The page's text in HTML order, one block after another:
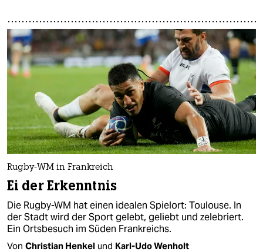
Rugby-WM in Frankreich
Ei der Erkenntnis
Die Rugby-WM hat einen idealen Spielort: Toulouse. In
der Stadt wird der Sport gelebt, geliebt und zelebriert.
Ein Ortsbesuch im Süden Frankreichs.
Von Christian Henkel und Karl-Udo Wenholt